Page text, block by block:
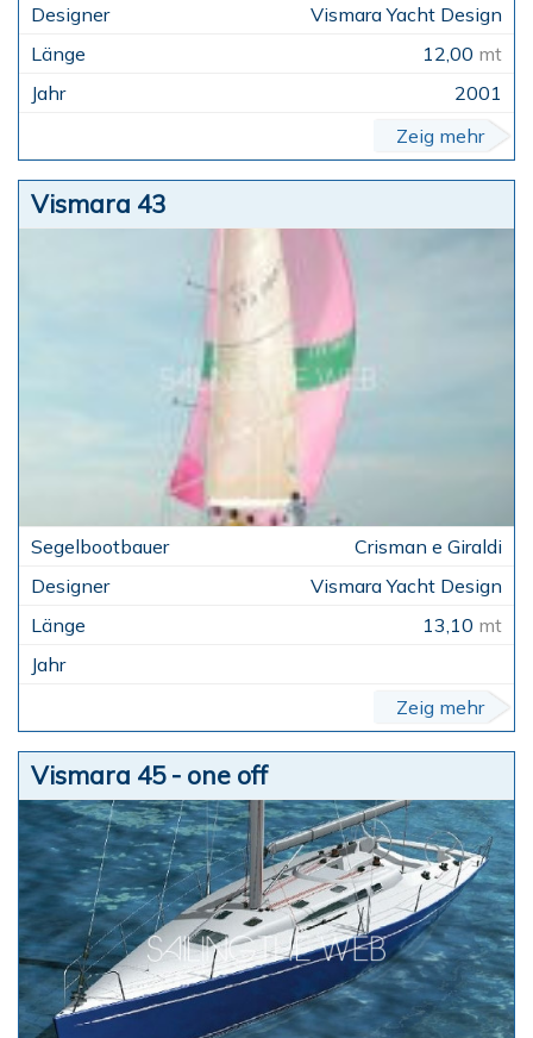
Vismara Yacht Design
12,00 mt
2001
Zeig mehr
Vismara 43
Crisman e Giraldi
Vismara Yacht Design
13,10 mt
Zeig mehr
Vismara 45 - one off